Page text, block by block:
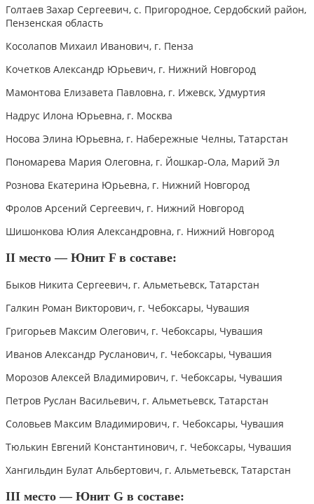
Голтаев Захар Сергеевич, с. Пригородное, Сердобский район,
Пензенская область
Косолапов Михаил Иванович, г. Пенза
Кочетков Александр Юрьевич, г. Нижний Новгород
Мамонтова Елизавета Павловна, г. Ижевск, Удмуртия
Надрус Илона Юрьевна, г. Москва
Носова Элина Юрьевна, г. Набережные Челны, Татарстан
Пономарева Мария Олеговна, г. Йошкар-Ола, Марий Эл
Рознова Екатерина Юрьевна, г. Нижний Новгород
Фролов Арсений Сергеевич, г. Нижний Новгород
Шишонкова Юлия Александровна, г. Нижний Новгород
II место — Юнит F в составе:
Быков Никита Сергеевич, г. Альметьевск, Татарстан
Галкин Роман Викторович, г. Чебоксары, Чувашия
Григорьев Максим Олегович, г. Чебоксары, Чувашия
Иванов Александр Русланович, г. Чебоксары, Чувашия
Морозов Алексей Владимирович, г. Чебоксары, Чувашия
Петров Руслан Васильевич, г. Альметьевск, Татарстан
Соловьев Максим Владимирович, г. Чебоксары, Чувашия
Тюлькин Евгений Константинович, г. Чебоксары, Чувашия
Хангильдин Булат Альбертович, г. Альметьевск, Татарстан
III место — Юнит G в составе: